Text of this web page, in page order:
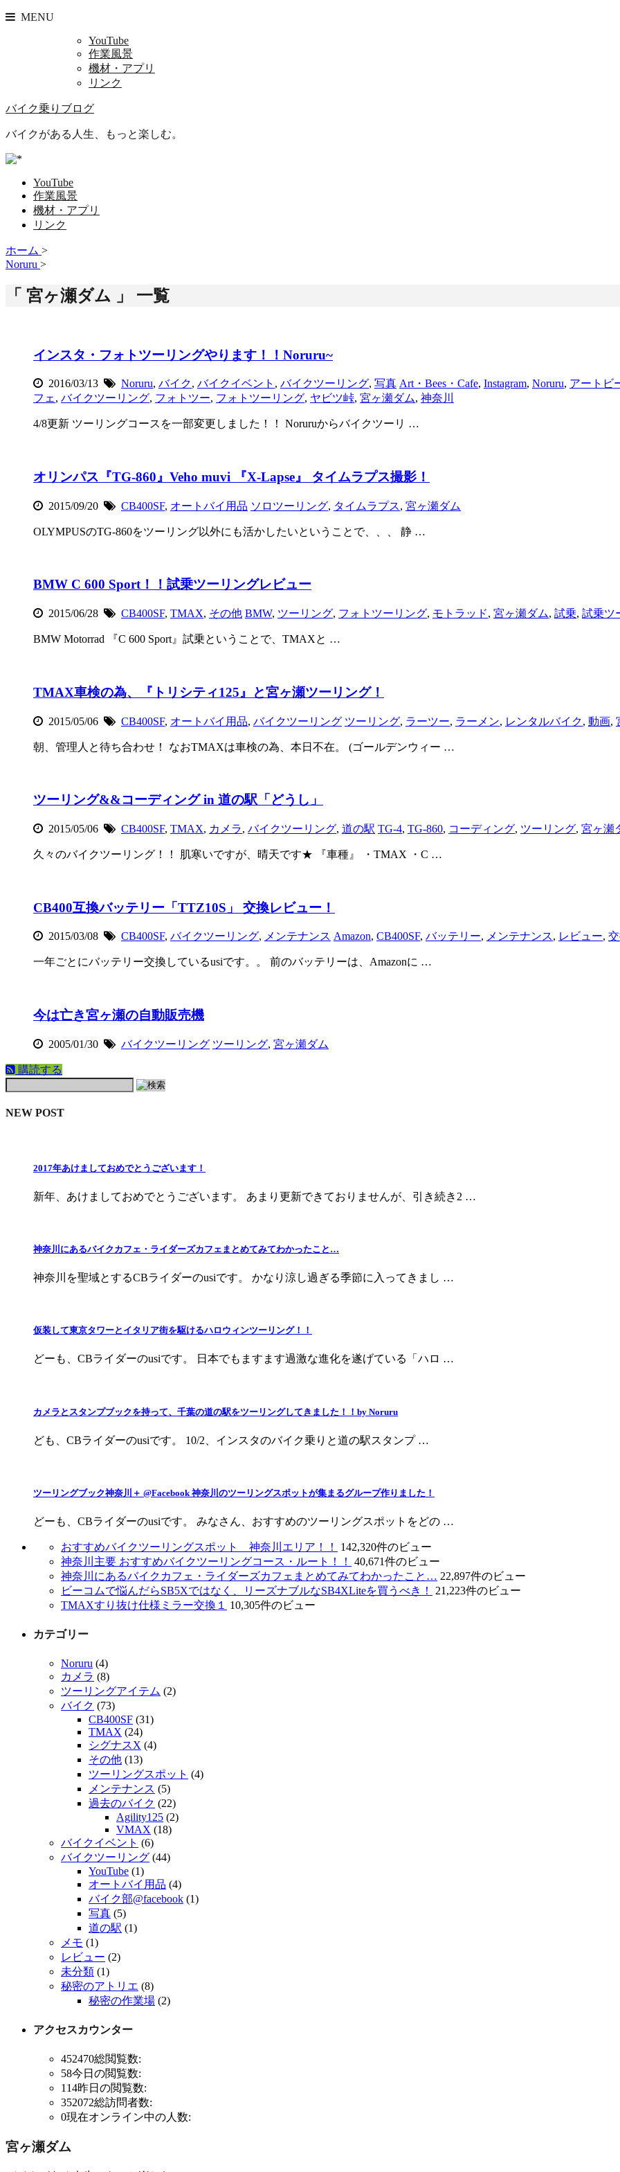
MENU
YouTube
作業風景
機材・アプリ
リンク
バイク乗りブログ
バイクがある人生、もっと楽しむ。
YouTube
作業風景
機材・アプリ
リンク
ホーム >
Noruru >
「 宮ヶ瀬ダム 」 一覧
インスタ・フォトツーリングやります！！Noruru~
2016/03/13 Noruru, バイク, バイクイベント , バイクツーリング, 写真 Art・Bees・Cafe, Instagram, Noruru, アートビ
フェ , バイクツーリング, フォトツー, フォトツーリング, ヤビツ峠, 宮ヶ瀬ダム, 神奈川
4/8更新 ツーリングコースを一部変更しました！！ Noruruからバイクツーリ …
オリンパス『TG-860』Veho muvi 『X-Lapse』 タイムラプス撮影！
2015/09/20 CB400SF, オートバイ用品 ソロツーリング, タイムラプス, 宮ヶ瀬ダム
OLYMPUSのTG-860をツーリング以外にも活かしたいということで、、、 静 …
BMW C 600 Sport！！試乗ツーリングレビュー
2015/06/28 CB400SF, TMAX, その他 BMW, ツーリング, フォトツーリング, モトラッド, 宮ヶ瀬ダム, 試乗, 試乗ツ
BMW Motorrad 『C 600 Sport』試乗ということで、TMAXと …
TMAX車検の為、『トリシティ125』と宮ヶ瀬ツーリング！
2015/05/06 CB400SF, オートバイ用品, バイクツーリング ツーリング, ラーツー, ラーメン, レンタルバイク, 動画,
朝、管理人と待ち合わせ！ なおTMAXは車検の為、本日不在。 (ゴールデンウィー …
ツーリング&&コーディング in 道の駅「どうし」
2015/05/06 CB400SF, TMAX, カメラ, バイクツーリング, 道の駅 TG-4, TG-860, コーディング, ツーリング, 宮ヶ瀬
久々のバイクツーリング！！ 肌寒いですが、晴天です★ 『車種』 ・TMAX ・C …
CB400互換バッテリー「TTZ10S」 交換レビュー！
2015/03/08 CB400SF, バイクツーリング, メンテナンス Amazon, CB400SF, バッテリー, メンテナンス, レビュー,
一年ごとにバッテリー交換しているusiです。。 前のバッテリーは、Amazonに …
今は亡き宮ヶ瀬の自動販売機
2005/01/30 バイクツーリング ツーリング, 宮ヶ瀬ダム
購読する
NEW POST
2017年あけましておめでとうございます！
新年、あけましておめでとうございます。 あまり更新できておりませんが、引き続き2 …
神奈川にあるバイクカフェ・ライダーズカフェまとめてみてわかったこと…
神奈川を聖域とするCBライダーのusiです。 かなり涼し過ぎる季節に入ってきまし …
仮装して東京タワーとイタリア街を駆けるハロウィンツーリング！！
どーも、CBライダーのusiです。 日本でもますます過激な進化を遂げている「ハロ …
カメラとスタンプブックを持って、千葉の道の駅をツーリングしてきました！！by Noruru
ども、CBライダーのusiです。 10/2、インスタのバイク乗りと道の駅スタンプ …
ツーリングブック神奈川＋ @Facebook 神奈川のツーリングスポットが集まるグループ作りました！
どーも、CBライダーのusiです。 みなさん、おすすめのツーリングスポットをどの …
おすすめバイクツーリングスポット 神奈川エリア！！
142,320件のビュー
神奈川主要 おすすめバイクツーリングコース・ルート！！
40,671件のビュー
神奈川にあるバイクカフェ・ライダーズカフェまとめてみてわかったこと… 22,897件のビュー
ビーコムで悩んだらSB5Xではなく、リーズナブルなSB4XLiteを買うべき！
21,223件のビュー
TMAXすり抜け仕様ミラー交換１
10,305件のビュー
カテゴリー
Noruru (4)
カメラ (8)
ツーリングアイテム (2)
バイク (73)
CB400SF (31)
TMAX (24)
シグナスX (4)
その他 (13)
ツーリングスポット (4)
メンテナンス (5)
過去のバイク (22)
Agility125 (2)
VMAX (18)
バイクイベント (6)
バイクツーリング (44)
YouTube (1)
オートバイ用品 (4)
バイク部@facebook (1)
写真 (5)
道の駅 (1)
メモ (1)
レビュー (2)
未分類 (1)
秘密のアトリエ (8)
秘密の作業場 (2)
アクセスカウンター
452470総閲覧数:
58今日の閲覧数:
114昨日の閲覧数:
352072総訪問者数:
0現在オンライン中の人数:
宮ヶ瀬ダム